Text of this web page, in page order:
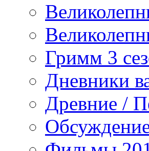
Гримм 3
Дневники
Древние /